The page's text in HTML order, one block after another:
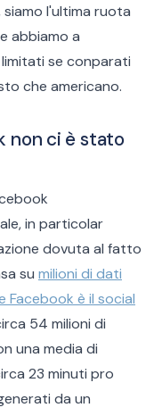
l'ultima ruota
abbiamo a
se conparati
che americano.
non ci è stato
in particolar
dovuta al fatto
su milioni di dati
Facebook è il social
54 milioni di
una media di
23 minuti pro
da un